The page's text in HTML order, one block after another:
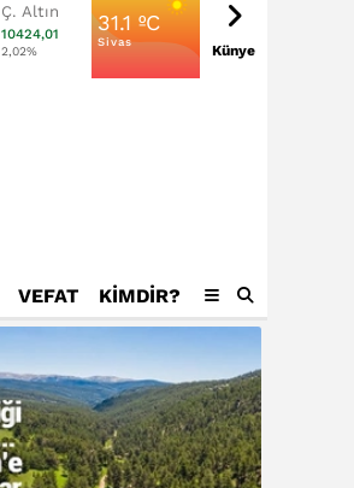
Ç. Altın
10424,01
2,02%
31.1 ºC
Sivas
Künye
VEFAT KIMDIR?